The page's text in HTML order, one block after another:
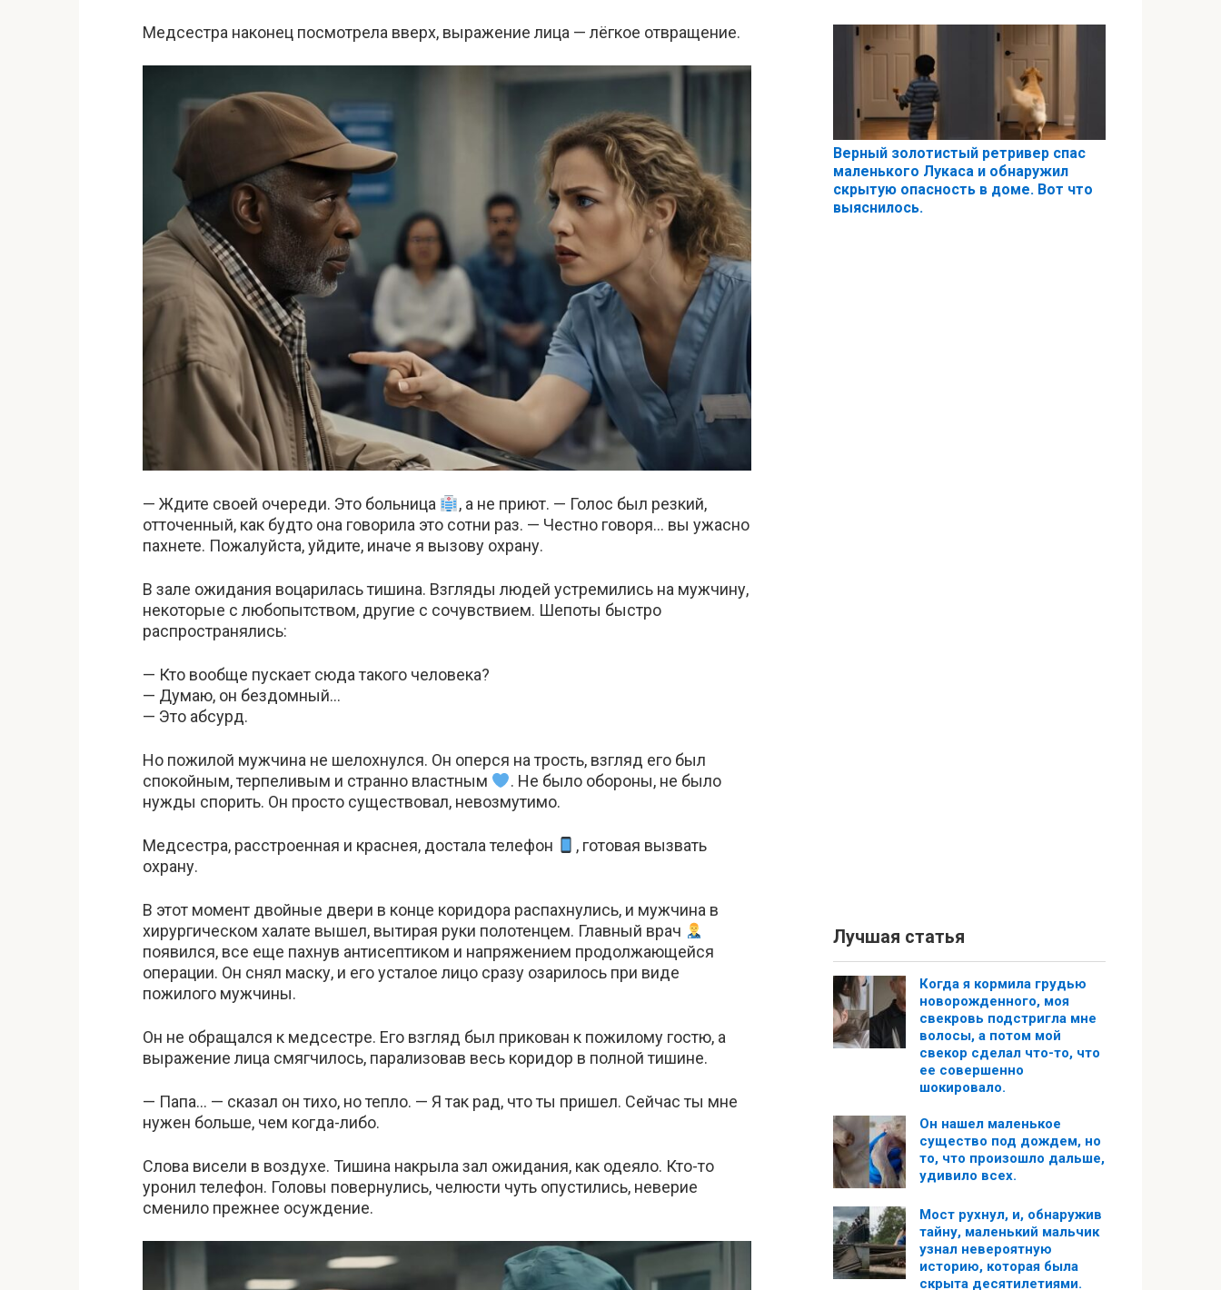
Медсестра наконец посмотрела вверх, выражение лица — лёгкое отвращение.
— Ждите своей очереди. Это больница
, а не приют. — Голос был резкий,
отточенный, как будто она говорила это сотни раз. — Честно говоря… вы ужасно
пахнете. Пожалуйста, уйдите, иначе я вызову охрану.
В зале ожидания воцарилась тишина. Взгляды людей устремились на мужчину,
некоторые с любопытством, другие с сочувствием. Шепоты быстро
распространялись:
— Кто вообще пускает сюда такого человека?
— Думаю, он бездомный…
— Это абсурд.
Но пожилой мужчина не шелохнулся. Он оперся на трость, взгляд его был
спокойным, терпеливым и странно властным
. Не было обороны, не было
нужды спорить. Он просто существовал, невозмутимо.
Медсестра, расстроенная и краснея, достала телефон
, готовая вызвать
охрану.
В этот момент двойные двери в конце коридора распахнулись, и мужчина в
хирургическом халате вышел, вытирая руки полотенцем. Главный врач
появился, все еще пахнув антисептиком и напряжением продолжающейся
операции. Он снял маску, и его усталое лицо сразу озарилось при виде
пожилого мужчины.
Он не обращался к медсестре. Его взгляд был прикован к пожилому гостю, а
выражение лица смягчилось, парализовав весь коридор в полной тишине.
— Папа… — сказал он тихо, но тепло. — Я так рад, что ты пришел. Сейчас ты мне
нужен больше, чем когда-либо.
Слова висели в воздухе. Тишина накрыла зал ожидания, как одеяло. Кто-то
уронил телефон. Головы повернулись, челюсти чуть опустились, неверие
сменило прежнее осуждение.
Верный золотистый ретривер спас
маленького Лукаса и обнаружил
скрытую опасность в доме. Вот что
выяснилось.
Лучшая статья
Когда я кормила грудью
новорожденного, моя
свекровь подстригла мне
волосы, а потом мой
свекор сделал что-то, что
ее совершенно
шокировало.
Он нашел маленькое
существо под дождем, но
то, что произошло дальше,
удивило всех.
Мост рухнул, и, обнаружив
тайну, маленький мальчик
узнал невероятную
историю, которая была
скрыта десятилетиями.